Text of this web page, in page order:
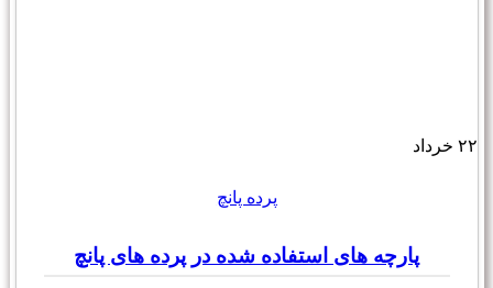
۲۲ خرداد
پرده پانچ
پارچه های استفاده شده در پرده های پانچ